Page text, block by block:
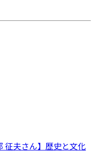
征夫さん】歴史と文化